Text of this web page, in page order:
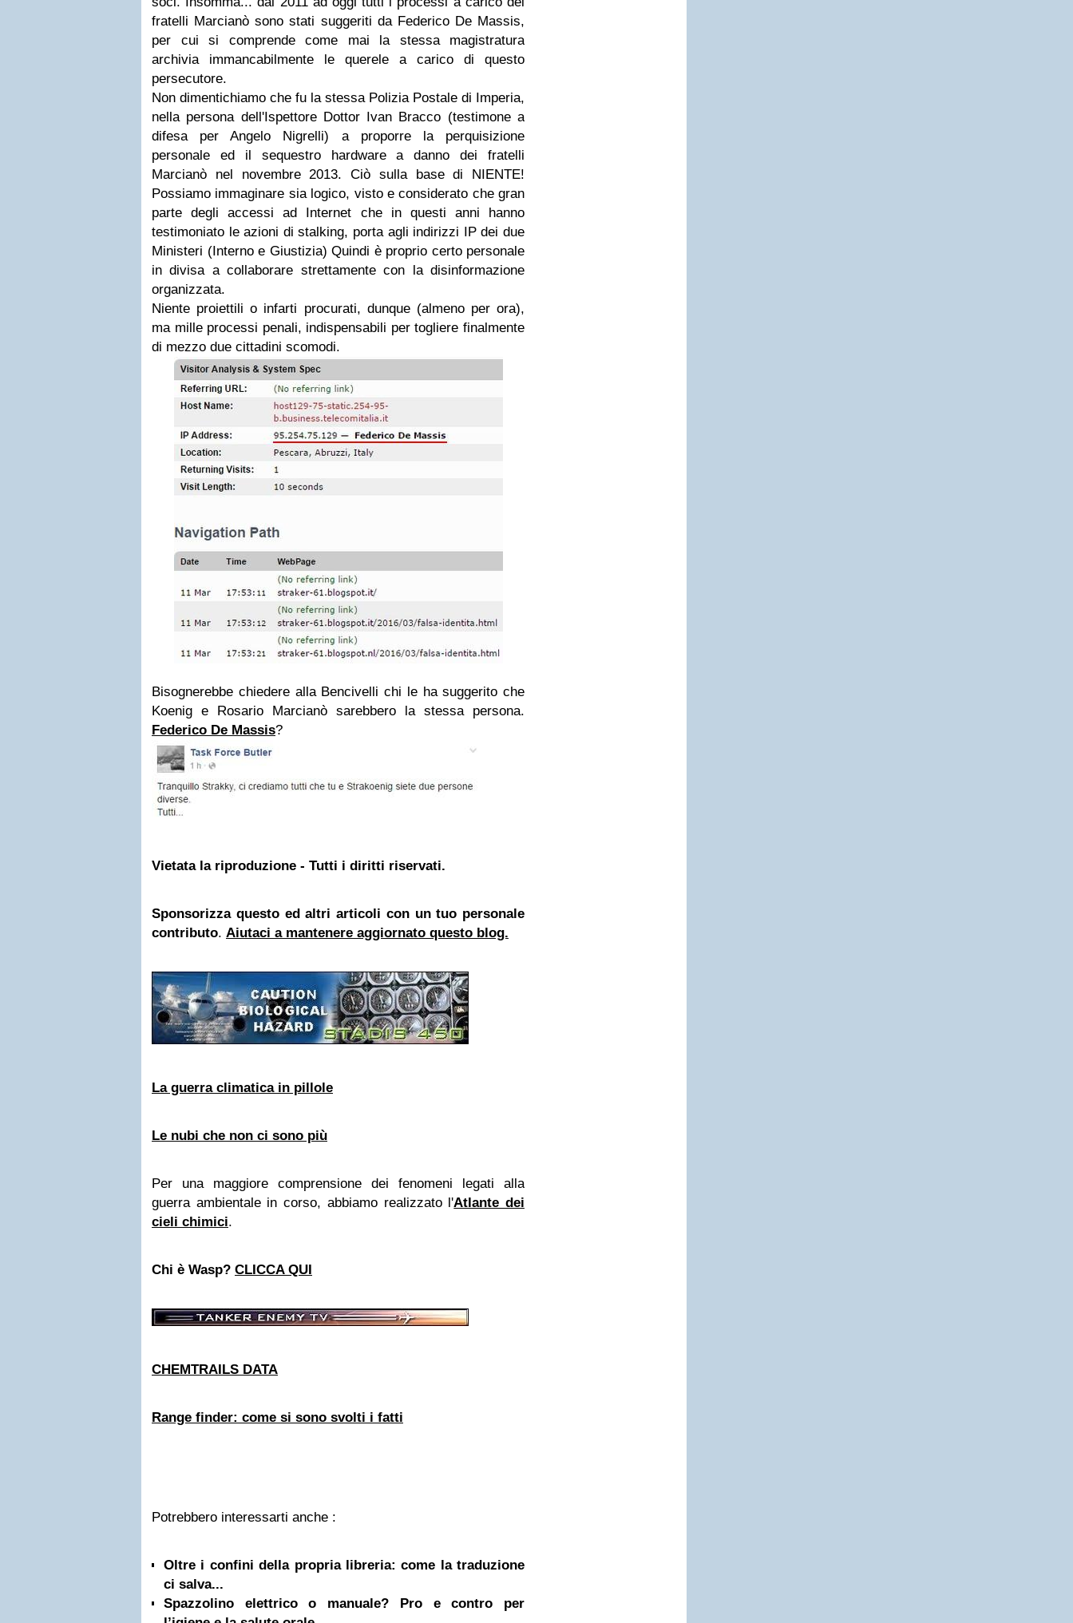
fratelli Marcianò sono stati suggeriti da Federico De Massis,
per cui si comprende come mai la stessa magistratura
archivia immancabilmente le querele a carico di questo
persecutore.
Non dimentichiamo che fu la stessa Polizia Postale di Imperia,
nella persona dell'Ispettore Dottor Ivan Bracco (testimone a
difesa per Angelo Nigrelli) a proporre la perquisizione
personale ed il sequestro hardware a danno dei fratelli
Marcianò nel novembre 2013. Ciò sulla base di NIENTE!
Possiamo immaginare sia logico, visto e considerato che gran
parte degli accessi ad Internet che in questi anni hanno
testimoniato le azioni di stalking, porta agli indirizzi IP dei due
Ministeri (Interno e Giustizia) Quindi è proprio certo personale
in divisa a collaborare strettamente con la disinformazione
organizzata.
Niente proiettili o infarti procurati, dunque (almeno per ora),
ma mille processi penali, indispensabili per togliere finalmente
di mezzo due cittadini scomodi.
Bisognerebbe chiedere alla Bencivelli chi le ha suggerito che
Koenig e Rosario Marcianò sarebbero la stessa persona.
Federico De Massis?
Vietata la riproduzione - Tutti i diritti riservati.
Sponsorizza questo ed altri articoli con un tuo personale
contributo. Aiutaci a mantenere aggiornato questo blog.
La guerra climatica in pillole
Le nubi che non ci sono più
Per una maggiore comprensione dei fenomeni legati alla
guerra ambientale in corso, abbiamo realizzato l'Atlante dei
cieli chimici.
Chi è Wasp? CLICCA QUI
CHEMTRAILS DATA
Range finder: come si sono svolti i fatti
Potrebbero interessarti anche :
Oltre i confini della propria libreria: come la traduzione
ci salva...
Spazzolino elettrico o manuale? Pro e contro per